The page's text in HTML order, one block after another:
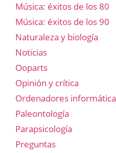
Música: éxitos de los 80
Música: éxitos de los 90
Naturaleza y biología
Noticias
Ooparts
Opinión y crítica
Ordenadores informática
Paleontología
Parapsicología
Preguntas